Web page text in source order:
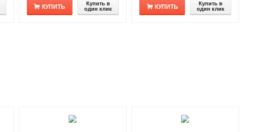
КУПИТЬ
Купить в
один клик
КУПИТЬ
Купить в
один клик